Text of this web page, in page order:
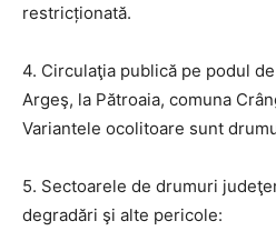
restricționată.
4. Circulaţia publică pe podul
Argeş, la Pătroaia, comuna
Variantele ocolitoare sunt
5. Sectoarele de drumuri
degradări şi alte pericole: